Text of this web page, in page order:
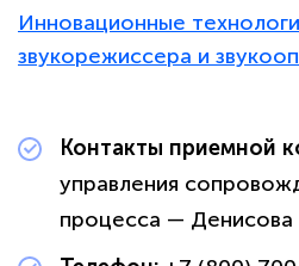
Инновационные
звукорежиссера и
Контакты приемной
управления
процесса — Денисова